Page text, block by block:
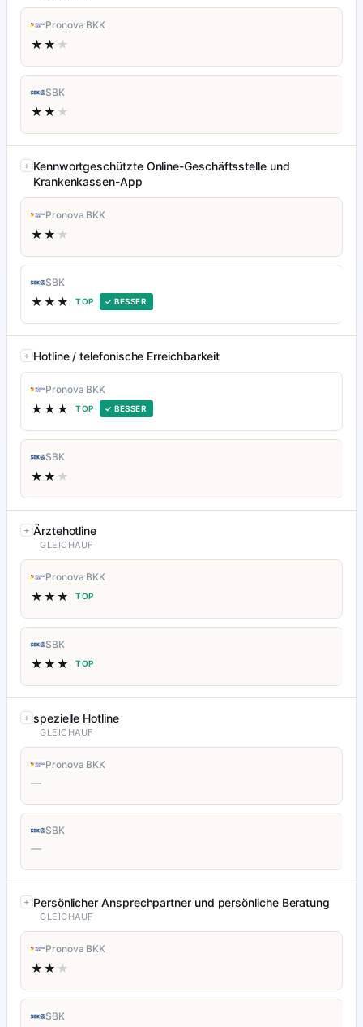
Pronova BKK
★★ ★
SBK
★★ ★
Kennwortgeschützte Online-Geschäftsstelle und
Krankenkassen-App
Pronova BKK
★★ ★
SBK
★★★ TOP ✓ BESSER
Hotline / telefonische Erreichbarkeit
Pronova BKK
★★★ TOP ✓ BESSER
SBK
★★ ★
Ärztehotline
GLEICHAUF
Pronova BKK
★★★ TOP
SBK
★★★ TOP
spezielle Hotline
GLEICHAUF
Pronova BKK
—
SBK
—
Persönlicher Ansprechpartner und persönliche Beratung
GLEICHAUF
Pronova BKK
★★ ★
SBK